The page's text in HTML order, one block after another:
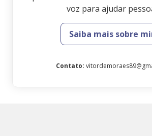
voz para ajudar
Saiba mais sobre
Contato: